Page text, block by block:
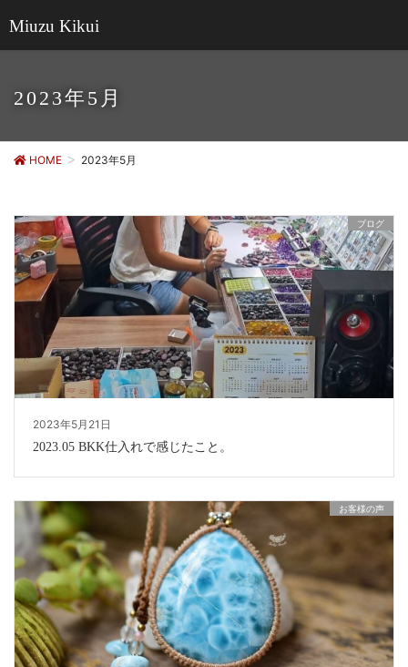
Miuzu Kikui
2023年5月
HOME 2023年5月
2023年5月21日
ブログ
2023.05 BKK仕入れで感じたこと。
お客様の声